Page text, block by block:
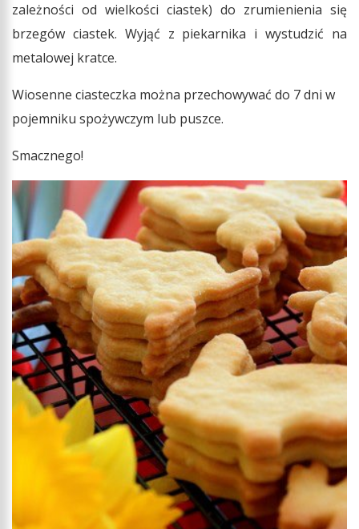
zależności od wielkości ciastek) do zrumienienia się
brzegów ciastek. Wyjąć z piekarnika i wystudzić na
metalowej kratce.
Wiosenne ciasteczka można przechowywać do 7 dni w
pojemniku spożywczym lub puszce.
Smacznego!